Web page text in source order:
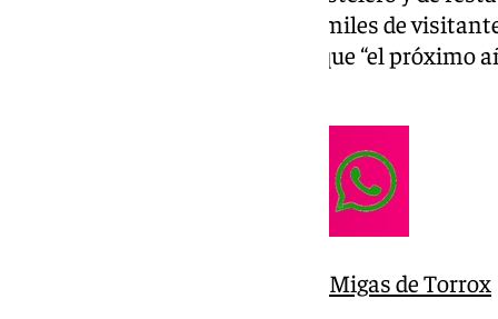
también quiso agradecer “a los miles de
tiempo inestable”, asegurando que “el
Vuelve a ver la Fiesta de las Migas de Torrox